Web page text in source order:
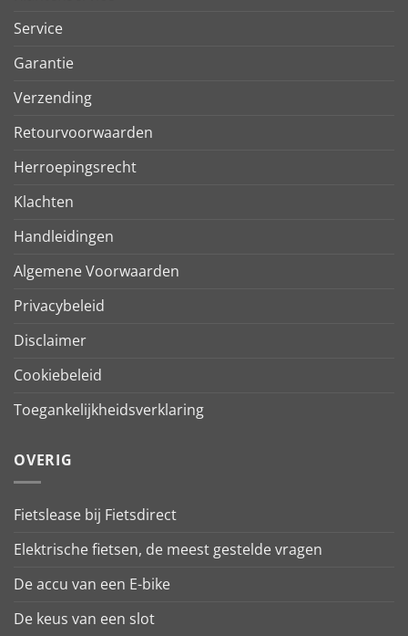
Service
Garantie
Verzending
Retourvoorwaarden
Herroepingsrecht
Klachten
Handleidingen
Algemene Voorwaarden
Privacybeleid
Disclaimer
Cookiebeleid
Toegankelijkheidsverklaring
OVERIG
Fietslease bij Fietsdirect
Elektrische fietsen, de meest gestelde vragen
De accu van een E-bike
De keus van een slot